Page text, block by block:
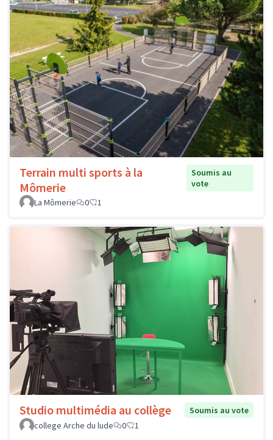
Terrain multi sports à la
Mômerie
Soumis au
vote
La Mômerie
0 1
Studio multimédia au collège
Soumis au vote
college Arche du lude
0 1